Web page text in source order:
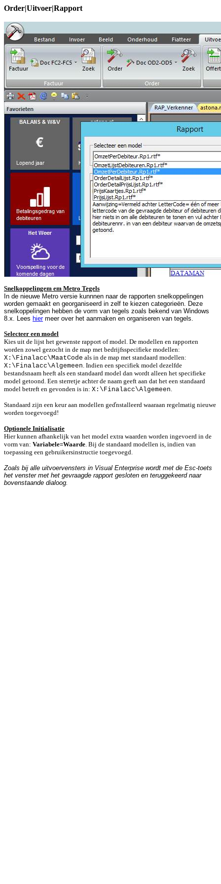
Order|Uitvoer|Rapport
Snelkoppelingem em Metro Tegels
In de nieuwe Metro versie kunnnen naar de rapporten snelkoppelingen
worden gemaakt en georganiseerd in zelf te kiezen categorieën. Deze
snelkoppelingen hebben de vorm van tegels zoals bekend van Windows
8.x. Lees hiermeer over het aanmaken en organiseren van tegels.
Selecteer een model
Kies uit de lijst het gewenste rapport of model. De modellen en rapporten
worden zowel gezocht in de map met bedrijfsspecifieke modellen:
X:\Finalacc\MaatCode als in de map met standaard modellen:
X:\Finalacc\Algemeen. Indien een specifiek model dezelfde
bestandsnaam heeft als een standaard model dan wordt alleen het specifieke
model getoond. Een sterretje achter de naam geeft aan dat het een standaard
model betreft en gevonden is in: X:\Finalacc\Algemeen.
Standaard zijn een keur aan modellen geďnstalleerd waaraan regelmatig nieuwe
worden toegevoegd!
Optionele Initialisatie
Hier kunnen afhankelijk van het model extra waarden worden ingevoerd in de
vorm van: Variabele=Waarde. Bij de standaard modellen is, indien van
toepassing een gebruikersinstructie toegevoegd.
Zoals bij alle uitvoervensters in Visual Enterprise wordt met de Esc-toets
het venster met het gevraagde rapport gesloten en teruggekeerd naar
bovenstaande dialoog.